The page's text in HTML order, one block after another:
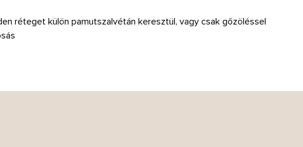
réteget külön pamutszalvétán keresztül, vagy csak gőzöléssel